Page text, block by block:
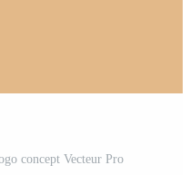
concept Vecteur Pro